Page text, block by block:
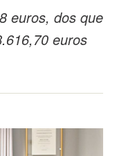
euros, dos que
euros